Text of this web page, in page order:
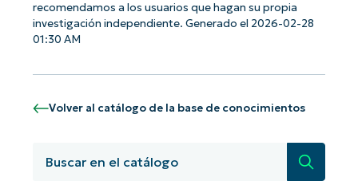
recomendamos a los usuarios que hagan su propia
investigación independiente. Generado el 2026-02-28
01:30 AM
Volver al catálogo de la base de conocimientos